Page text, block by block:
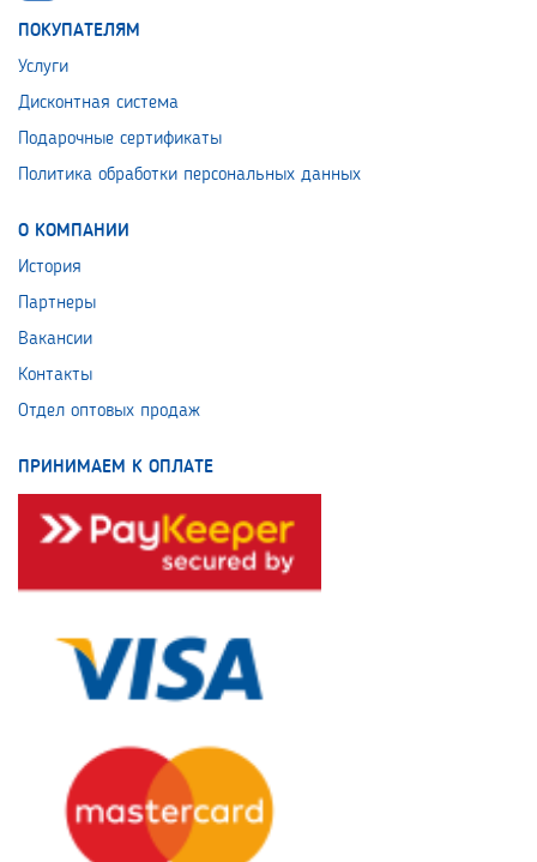
ПОКУПАТЕЛЯМ
Услуги
Дисконтная система
Подарочные сертификаты
Политика обработки персональных данных
О КОМПАНИИ
История
Партнеры
Вакансии
Контакты
Отдел оптовых продаж
ПРИНИМАЕМ К ОПЛАТЕ